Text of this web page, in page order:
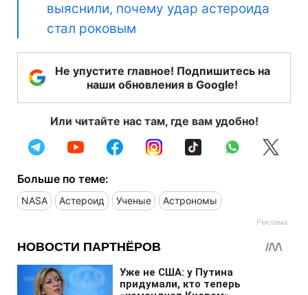
выяснили, почему удар астероида
стал роковым
Не упустите главное! Подпишитесь на
наши обновления в Google!
Или читайте нас там, где вам удобно!
Больше по теме:
NASA Астероид Ученые Астрономы